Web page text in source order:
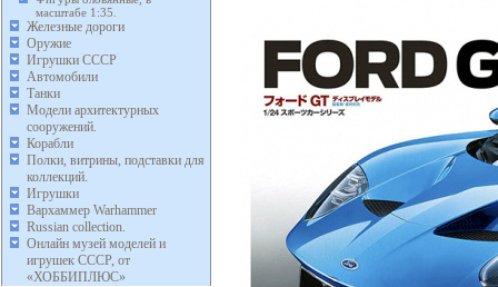
масштабе 1:35.
Железные дороги
Оружие
Игрушки СССР
Автомобили
Танки
Модели архитектурных
сооружений.
Корабли
Полки, витрины, подставки для
коллекций.
Игрушки
Вархаммер Warhammer
Russian collection.
Онлайн музей моделей и
игрушек СССР, от
«ХОББИПЛЮС»